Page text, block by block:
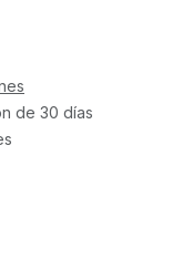
de 30 días